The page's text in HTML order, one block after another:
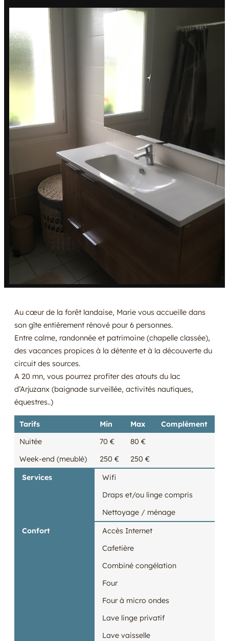
Au cœur de la forêt landaise, Marie vous accueille dans
son gîte entièrement rénové pour 6 personnes.
Entre calme, randonnée et patrimoine (chapelle classée),
des vacances propices à la détente et à la découverte du
circuit des sources.
A 20 mn, vous pourrez profiter des atouts du lac
d’Arjuzanx (baignade surveillée, activités nautiques,
équestres..)
Tarifs Min Max
Complément
Nuitée
70 €
80 €
Week-end (meublé)
250 €
250 €
Services
Wifi
Draps et/ou linge compris
Nettoyage / ménage
Confort
Accès Internet
Cafetière
Combiné congélation
Four
Four à micro ondes
Lave linge privatif
Lave vaisselle